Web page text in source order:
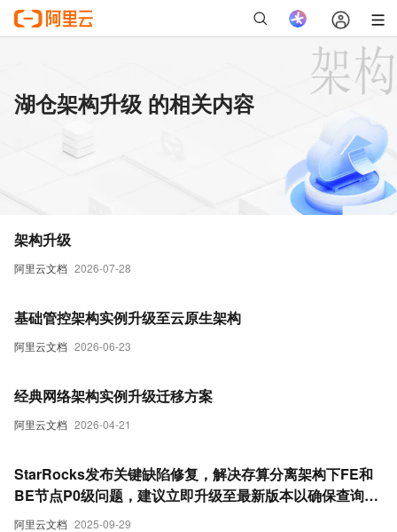
湖仓架构升级 的相关内容
阿里云文档 2026-07-28
架构升级
阿里云文档 2026-06-23
基础管控架构实例升级至云原生架构
阿里云文档 2026-04-21
经典网络架构实例升级迁移方案
阿里云文档 2025-09-29
StarRocks发布关键缺陷修复，解决存算分离架构下FE和
BE节点P0级问题，建议立即升级至最新版本以确保查询准
确性与写入成功率。